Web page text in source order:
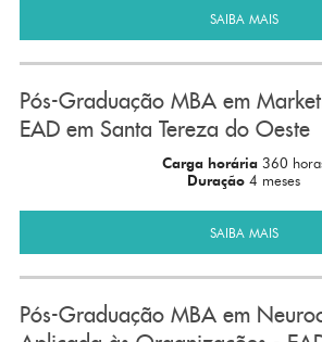
SAIBA MAIS
Pós-Graduação MBA em
EAD em Santa Tereza do Oeste
Carga horária 360
Duração 4 meses
SAIBA MAIS
Pós-Graduação MBA em